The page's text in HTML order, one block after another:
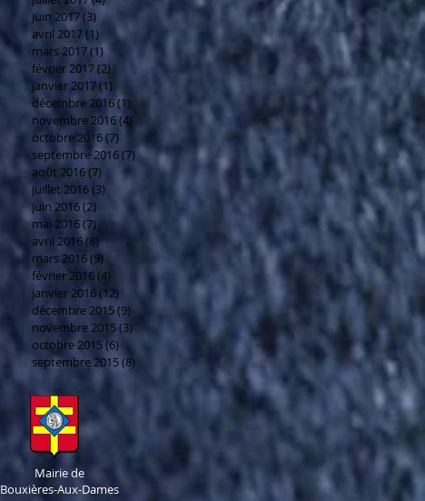
juin 2017(3) 3 posts
avril 2017(1) 1 post
mars 2017(1) 1 post
février 2017(2)2 posts
janvier 2017(1)
décembre 2016(1)
novembre 2016(4) 4 posts
octobre 2016(7)
septembre 2016(7) 7 posts
août 2016(7) 7 posts
juillet 2016(3)
juin 2016(2)
mai 2016(7) 7 posts
avril 2016(8)8 posts
mars 2016(9)
février 2016(4)
janvier 2016(12) 12 posts
décembre 2015(9) 9 posts
novembre 2015(3)
octobre 2015(6) 6 posts
septembre 2015(8)
Mairie de
Bouxières-Aux-Dames